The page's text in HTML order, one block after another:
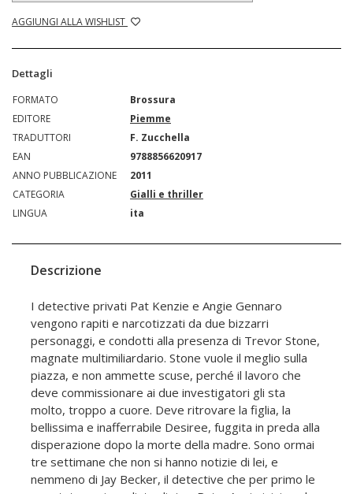
AGGIUNGI ALLA WISHLIST
Dettagli
FORMATO
Brossura
EDITORE
Piemme
TRADUTTORI
F. Zucchella
EAN
9788856620917
ANNO PUBBLICAZIONE
2011
CATEGORIA
Gialli e thriller
LINGUA
ita
Descrizione
I detective privati Pat Kenzie e Angie Gennaro
vengono rapiti e narcotizzati da due bizzarri
personaggi, e condotti alla presenza di Trevor Stone,
magnate multimiliardario. Stone vuole il meglio sulla
piazza, e non ammette scuse, perché il lavoro che
deve commissionare ai due investigatori gli sta
molto, troppo a cuore. Deve ritrovare la figlia, la
bellissima e inafferrabile Desiree, fuggita in preda alla
disperazione dopo la morte della madre. Sono ormai
tre settimane che non si hanno notizie di lei, e
nemmeno di Jay Becker, il detective che per primo le